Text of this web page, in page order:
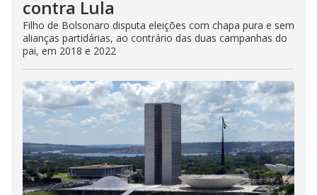
contra Lula
Filho de Bolsonaro disputa eleições com chapa pura e sem
alianças partidárias, ao contrário das duas campanhas do
pai, em 2018 e 2022